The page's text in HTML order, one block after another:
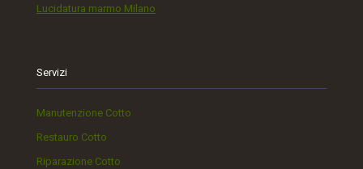
Lucidatura marmo Milano
Servizi
Manutenzione Cotto
Restauro Cotto
Riparazione Cotto